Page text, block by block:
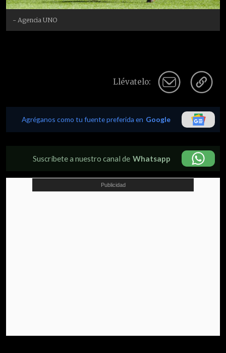
- Agencia UNO
Llévatelo:
Agréganos como tu fuente preferida en Google
Suscríbete a nuestro canal de Whatsapp